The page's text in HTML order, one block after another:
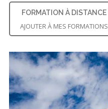
FORMATION À DISTANCE
AJOUTER À MES FORMATIONS